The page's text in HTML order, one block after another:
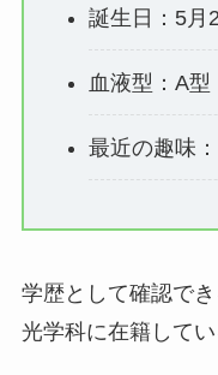
誕生日：5月
血液型：A型
最近の趣味
学歴として確認で
光学科に在籍してい